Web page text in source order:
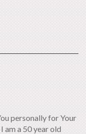
personally for Your
am a 50 year old